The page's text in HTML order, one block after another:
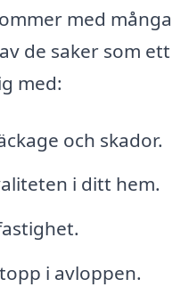
med många
de saker som ett
med:
och skador.
i ditt hem.
i avloppen.